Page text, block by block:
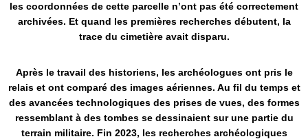
les coordonnées de cette parcelle n’ont pas été correctement
archivées. Et quand les premières recherches débutent, la
trace du cimetière avait disparu.
Après le travail des historiens, les archéologues ont pris le
relais et ont comparé des images aériennes. Au fil du temps et
des avancées technologiques des prises de vues, des formes
ressemblant à des tombes se dessinaient sur une partie du
terrain militaire. Fin 2023, les recherches archéologiques